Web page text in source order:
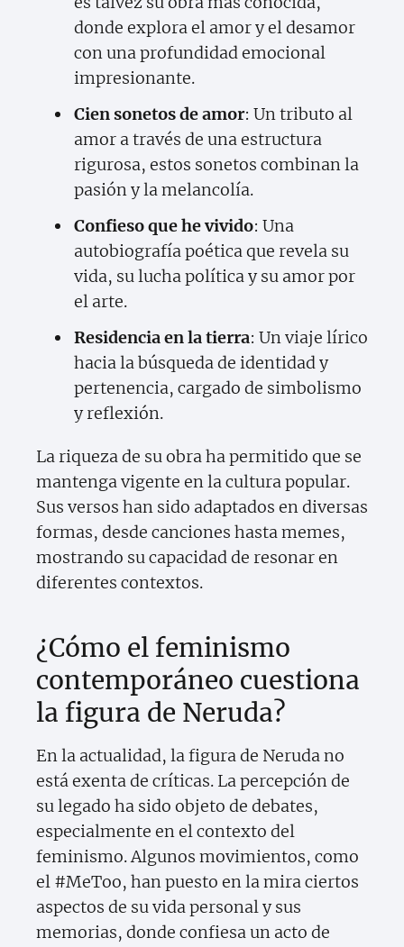
donde explora el amor y el desamor
con una profundidad emocional
impresionante.
Cien sonetos de amor: Un tributo al
amor a través de una estructura
rigurosa, estos sonetos combinan la
pasión y la melancolía.
Confieso que he vivido: Una
autobiografía poética que revela su
vida, su lucha política y su amor por
el arte.
Residencia en la tierra: Un viaje lírico
hacia la búsqueda de identidad y
pertenencia, cargado de simbolismo
y reflexión.
La riqueza de su obra ha permitido que se
mantenga vigente en la cultura popular.
Sus versos han sido adaptados en diversas
formas, desde canciones hasta memes,
mostrando su capacidad de resonar en
diferentes contextos.
¿Cómo el feminismo
contemporáneo cuestiona
la figura de Neruda?
En la actualidad, la figura de Neruda no
está exenta de críticas. La percepción de
su legado ha sido objeto de debates,
especialmente en el contexto del
feminismo. Algunos movimientos, como
el #MeToo, han puesto en la mira ciertos
aspectos de su vida personal y sus
memorias, donde confiesa un acto de